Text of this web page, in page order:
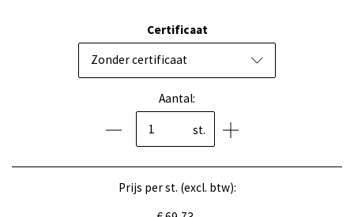
Certificaat
Zonder certificaat
Aantal:
st.
Prijs per st. (excl. btw):